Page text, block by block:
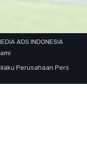
ADS INDONESIA
Perusahaan Pers